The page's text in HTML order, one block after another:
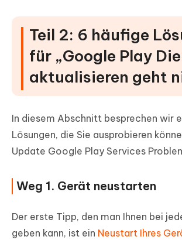
Teil 2: 6 häufige
für „Google Play
aktualisieren geht
In diesem Abschnitt besprechen wir
Lösungen, die Sie ausprobieren
Update Google Play Services
Weg 1. Gerät neustarten
Der erste Tipp, den man Ihnen bei
geben kann, ist ein Neustart Ihres